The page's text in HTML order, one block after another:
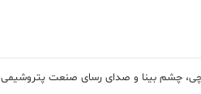
چشم بینا و صدای رسای صنعت پتروشیمی